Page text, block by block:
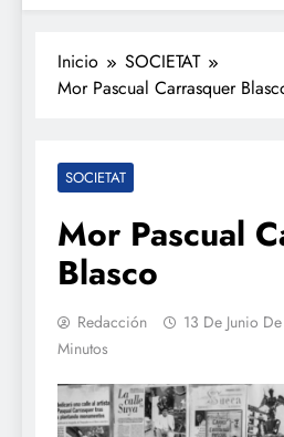
Inicio
SOCIETAT
Mor Pascual Carrasquer
SOCIETAT
Mor Pascual
Blasco
Redacción 13 De Junio
Minutos